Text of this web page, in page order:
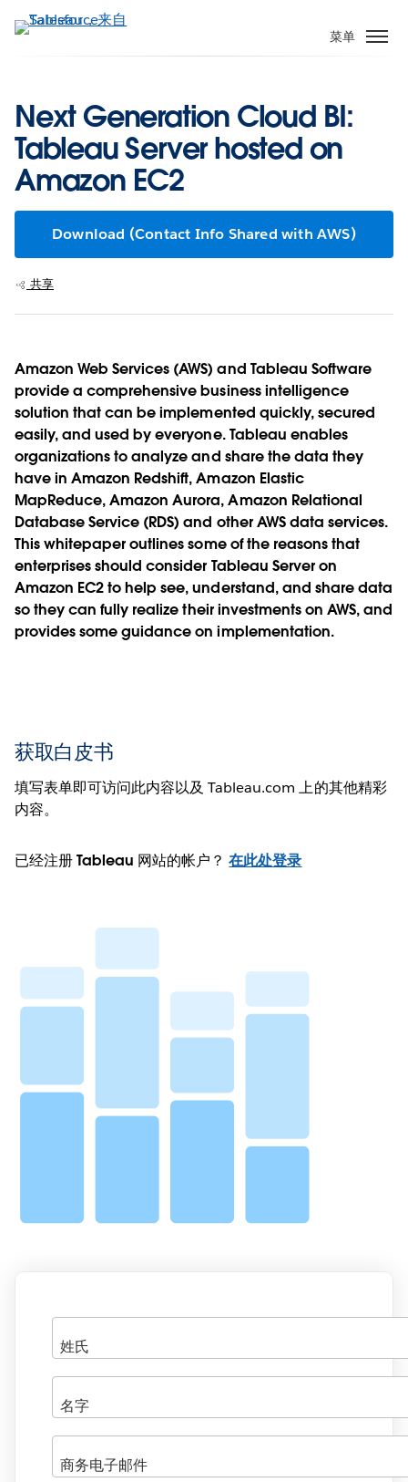
转
容
菜单
Next Generation Cloud BI:
Tableau Server hosted on
Amazon EC2
Download (Contact Info Shared with AWS)
共享
Amazon Web Services (AWS) and Tableau Software
provide a comprehensive business intelligence
solution that can be implemented quickly, secured
easily, and used by everyone. Tableau enables
organizations to analyze and share the data they
have in Amazon Redshift, Amazon Elastic
MapReduce, Amazon Aurora, Amazon Relational
Database Service (RDS) and other AWS data services.
This whitepaper outlines some of the reasons that
enterprises should consider Tableau Server on
Amazon EC2 to help see, understand, and share data
so they can fully realize their investments on AWS, and
provides some guidance on implementation.
获取白皮书
填写表单即可访问此内容以及 Tableau.com 上的其他精彩
内容。
已经注册 Tableau 网站的帐户？在此处登录